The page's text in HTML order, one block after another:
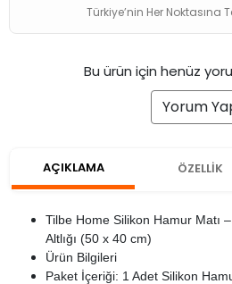
Türkiye’nin Her Noktasına
Bu ürün için henüz
Yorum
AÇIKLAMA ÖZELLİK
Tilbe Home Silikon Hamur Matı
Altlığı (50 x 40 cm)
Ürün Bilgileri
Paket İçeriği: 1 Adet Silikon